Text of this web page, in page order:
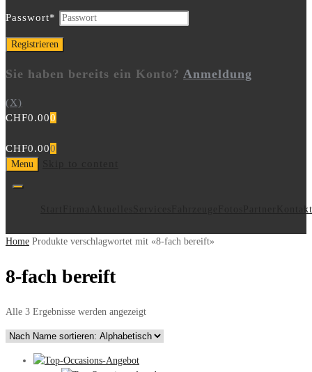
Passwort*
Sie haben bereits ein Konto? Anmeldung
(X)
CHF0.000
CHF0.000
Menu
Kontakt
Home Produkte verschlagwortet mit «8-fach bereift»
8-fach bereift
Alle 3 Ergebnisse werden angezeigt